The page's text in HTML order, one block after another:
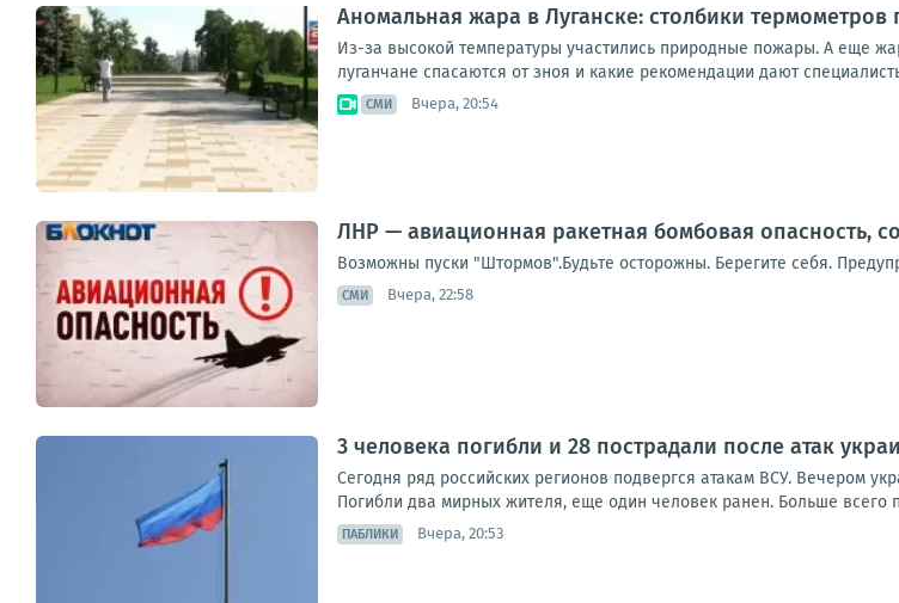
Аномальная жара в Луганске: столбики
Из-за высокой температуры участились природные пожары. А еще
луганчане спасаются от зноя и какие рекомендации дают
СМИ Вчера, 20:54
ЛНР — авиационная ракетная бомбовая опасность,
Возможны пуски "Штормов".Будьте осторожны. Берегите себя.
СМИ Вчера, 22:58
3 человека погибли и 28 пострадали после атак
Сегодня ряд российских регионов подвергся атакам ВСУ. Вечером
Погибли два мирных жителя, еще один человек ранен. Больше всего
ПАБЛИКИ Вчера, 20:53